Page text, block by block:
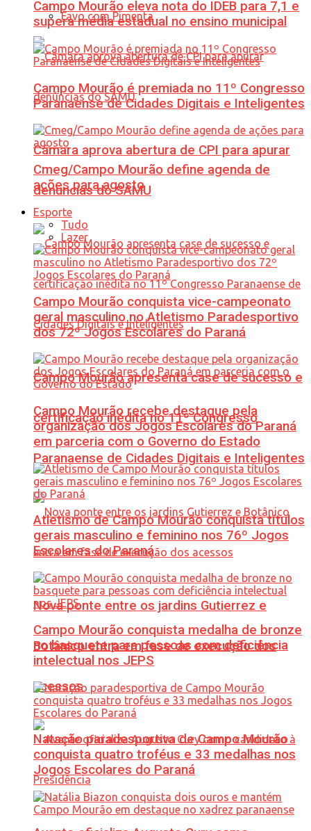
Favo com Pimenta
Câmara aprova abertura de CPI para apurar
denúncias do SAMU
Campo Mourão apresenta case de sucesso e
certificação inédita no 11º Congresso
Paranaense de Cidades Digitais e Inteligentes
Nova ponte entre os jardins Gutierrez e
Botânico entra em fase de execução dos
acessos
Campo Mourão eleva nota do IDEB para 7,1 e
supera média estadual no ensino municipal
Campo Mourão é premiada no 11º Congresso
Paranaense de Cidades Digitais e Inteligentes
Cmeg/Campo Mourão define agenda de
ações para agosto
Esporte
Tudo
Lazer
Campo Mourão conquista vice-campeonato
geral masculino no Atletismo Paradesportivo
dos 72º Jogos Escolares do Paraná
Campo Mourão recebe destaque pela
organização dos Jogos Escolares do Paraná
em parceria com o Governo do Estado
Atletismo de Campo Mourão conquista títulos
gerais masculino e feminino nos 76º Jogos
Escolares do Paraná
Campo Mourão conquista medalha de bronze
no basquete para pessoas com deficiência
intelectual nos JEPS
Natação paradesportiva de Campo Mourão
conquista quatro troféus e 33 medalhas nos
Jogos Escolares do Paraná